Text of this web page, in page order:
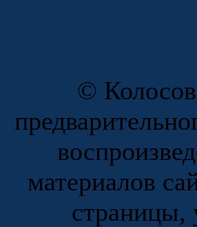
©
материалов
страницы,